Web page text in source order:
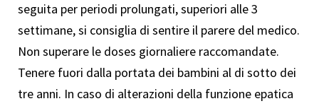
seguita per periodi prolungati, superiori alle 3
settimane, si consiglia di sentire il parere del medico.
Non superare le doses giornaliere raccomandate.
Tenere fuori dalla portata dei bambini al di sotto dei
tre anni. In caso di alterazioni della funzione epatica